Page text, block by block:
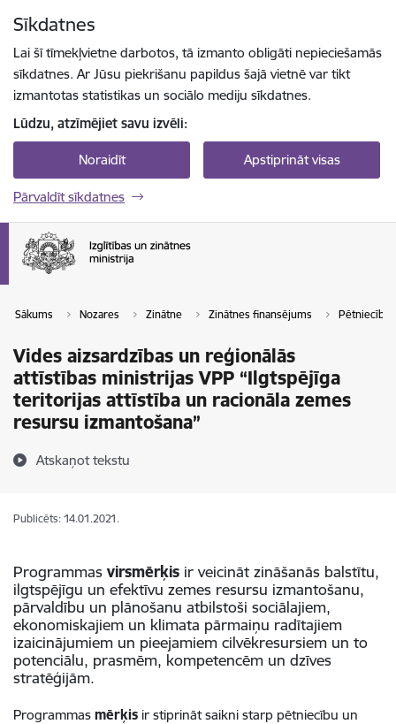
Sīkdatnes
Lai šī tīmekļvietne darbotos, tā izmanto obligāti nepieciešamās
sīkdatnes. Ar Jūsu piekrišanu papildus šajā vietnē var tikt
izmantotas statistikas un sociālo mediju sīkdatnes.
Lūdzu, atzīmējiet savu izvēli:
Noraidīt Apstiprināt visas
Pārvaldīt sīkdatnes
Sākums Nozares Zinātne Zinātnes finansējums
Vides aizsardzības un reģionālās
attīstības ministrijas VPP “Ilgtspējīga
teritorijas attīstība un racionāla zemes
resursu izmantošana”
Atskaņot tekstu
Publicēts: 14.01.2021.
Programmas virsmērķis ir veicināt zināšanās balstītu,
ilgtspējīgu un efektīvu zemes resursu izmantošanu,
pārvaldību un plānošanu atbilstoši sociālajiem,
ekonomiskajiem un klimata pārmaiņu radītajiem
izaicinājumiem un pieejamiem cilvēkresursiem un to
potenciālu, prasmēm, kompetencēm un dzīves
stratēģijām.
Programmas mērķis ir stiprināt saikni starp pētniecību un